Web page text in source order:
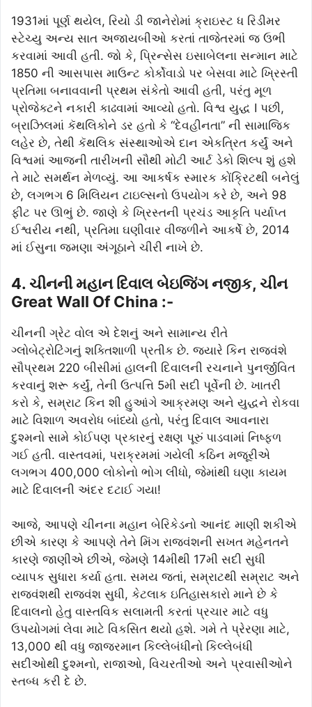
1931માં પૂર્ણ થયેલ, રિયો ડી જાનેરોમાં ક્રાઇસ્ટ ધ રિડીમર
સ્ટેચ્યુ અન્ય સાત અજાયબીઓ કરતાં તાજેતરમાં જ ઉભી
કરવામાં આવી હતી. જો કે, પ્રિન્સેસ ઇસાબેલના સન્માન માટે
1850 ની આસપાસ માઉન્ટ કોર્કોવાડો પર બેસવા માટે ખ્રિસ્તી
પ્રતિમા બનાવવાની પ્રથમ સંકેતો આવી હતી, પરંતુ મૂળ
પ્રોજેક્ટને નકારી કાઢવામાં આવ્યો હતો. વિશ્વ યુદ્ધ I પછી,
બ્રાઝિલમાં કૅથલિકોને ડર હતો કે “દેવહીનતા” ની સામાજિક
લહેર છે, તેથી કૅથલિક સંસ્થાઓએ દાન એકત્રિત કર્યું અને
વિશ્વમાં આજની તારીખની સૌથી મોટી આર્ટ ડેકો શિલ્પ શું હશે
તે માટે સમર્થન મેળવ્યું. આ આકર્ષક સ્મારક કોંક્રિટથી બનેલું
છે, લગભગ 6 મિલિયન ટાઇલ્સનો ઉપયોગ કરે છે, અને 98
ફીટ પર ઊભું છે. જાણે કે ખ્રિસ્તની પ્રચંડ આકૃતિ પર્યાપ્ત
ઈશ્વરીય નથી, પ્રતિમા ઘણીવાર વીજળીને આકર્ષે છે, 2014
માં ઈસુના જમણા અંગૂઠાને ચીરી નાખે છે.
4. ચીનની મહાન દિવાલ બેઇજિંગ નજીક, ચીન
Great Wall Of China :-
ચીનની ગ્રેટ વોલ એ દેશનું અને સામાન્ય રીતે
ગ્લોબેટ્રોટિંગનું શક્તિશાળી પ્રતીક છે. જ્યારે કિન રાજવંશે
સૌપ્રથમ 220 બીસીમાં હાલની દિવાલની રચનાને પુનર્જીવિત
કરવાનું શરૂ કર્યું, તેની ઉત્પત્તિ 5મી સદી પૂર્વેની છે. ખાતરી
કરો કે, સમ્રાટ કિન શી હુઆંગે આક્રમણ અને યુદ્ધને રોકવા
માટે વિશાળ અવરોધ બાંધ્યો હતો, પરંતુ દિવાલ આવનારા
દુશ્મનો સામે કોઈપણ પ્રકારનું રક્ષણ પૂરું પાડવામાં નિષ્ફળ
ગઈ હતી. વાસ્તવમાં, પરાક્રમમાં ગયેલી કઠિન મજૂરીએ
લગભગ 400,000 લોકોનો ભોગ લીધો, જેમાંથી ઘણા કાયમ
માટે દિવાલની અંદર દટાઈ ગયા!
આજે, આપણે ચીનના મહાન બેરિકેડનો આનંદ માણી શકીએ
છીએ કારણ કે આપણે તેને મિંગ રાજવંશની સખત મહેનતને
કારણે જાણીએ છીએ, જેમણે 14મીથી 17મી સદી સુધી
વ્યાપક સુધારા કર્યા હતા. સમય જતાં, સમ્રાટથી સમ્રાટ અને
રાજવંશથી રાજવંશ સુધી, કેટલાક ઇતિહાસકારો માને છે કે
દિવાલનો હેતુ વાસ્તવિક સલામતી કરતાં પ્રચાર માટે વધુ
ઉપયોગમાં લેવા માટે વિકસિત થયો હશે. ગમે તે પ્રેરણા માટે,
13,000 થી વધુ જાજરમાન કિલ્લેબંધીનો કિલ્લેબંધી
સદીઓથી દુશ્મનો, રાજાઓ, વિચરતીઓ અને પ્રવાસીઓને
સ્તબ્ધ કરી દે છે.